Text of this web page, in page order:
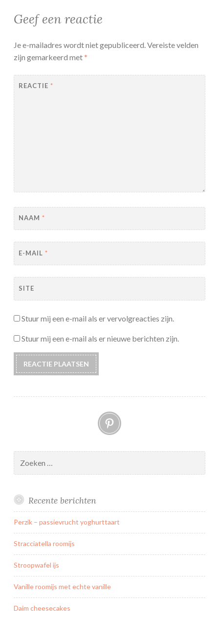
Geef een reactie
Je e-mailadres wordt niet gepubliceerd. Vereiste velden
zijn gemarkeerd met*
REACTIE *
NAAM *
E-MAIL *
SITE
Stuur mij een e-mail als er vervolgreacties zijn.
Stuur mij een e-mail als er nieuwe berichten zijn.
Pinterest
naar:
Recente berichten
Perzik – passievrucht yoghurttaart
Stracciatella roomijs
Stroopwafel ijs
Vanille roomijs met echte vanille
Daim cheesecakes